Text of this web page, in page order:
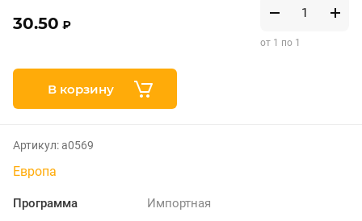
30.50 ₽
от 1 по 1
В корзину
Артикул:а0569
Европа
Программа Импортная